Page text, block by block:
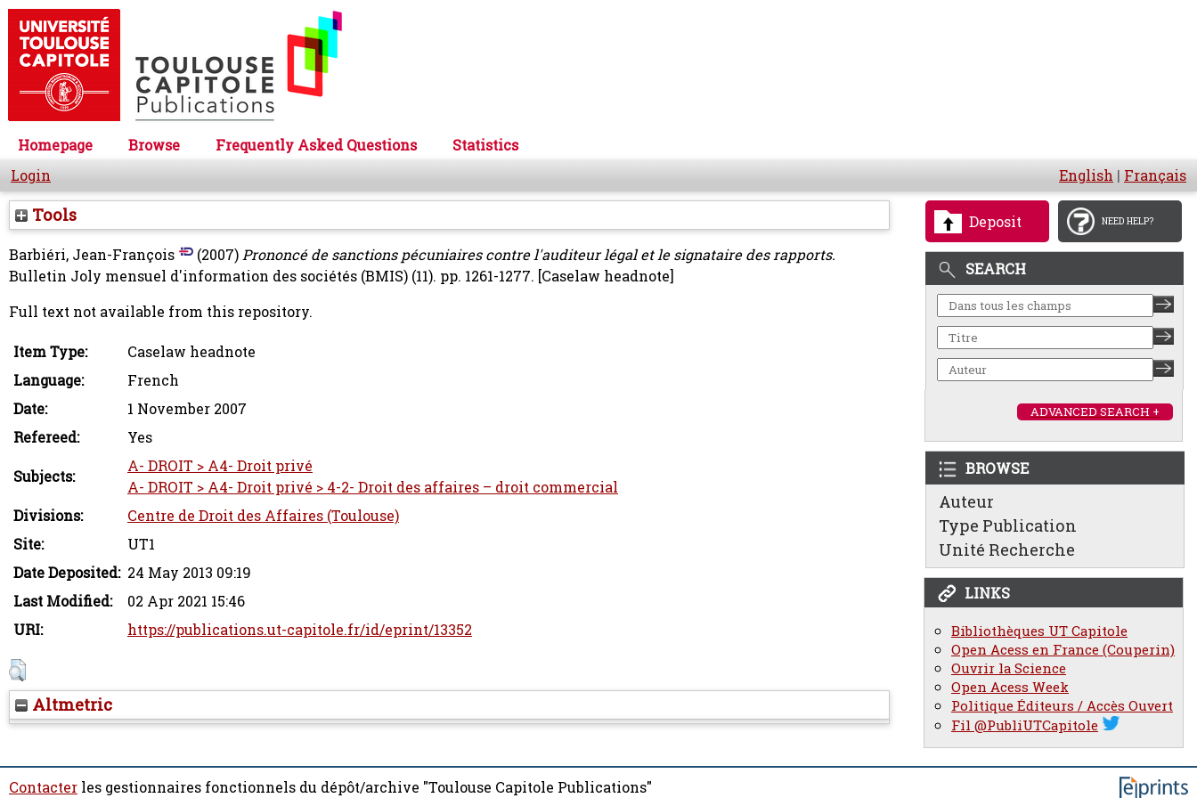
Homepage Browse Frequently Asked Questions
Statistics
Login
English | Français
Deposit NEED HELP?
SEARCH
ADVANCED SEARCH +
BROWSE
Auteur
Type Publication
Unité Recherche
LINKS
Bibliothèques UT Capitole
Open Acess en France (Couperin)
Ouvrir la Science
Open Acess Week
Politique Éditeurs / Accès Ouvert
Fil @PubliUTCapitole
Tools
Barbiéri, Jean-François (2007)Prononcé de sanctions pécuniaires contre l'auditeur légal et le signataire des rapports.
Bulletin Joly mensuel d'information des sociétés (BMIS) (11). pp. 1261-1277. [Caselaw headnote]
Full text not available from this repository.
Item Type:
Caselaw headnote
Language:
French
Date:
1 November 2007
Refereed:
Yes
Subjects:
A- DROIT > A4- Droit privé
A- DROIT > A4- Droit privé > 4-2- Droit des affaires – droit commercial
Divisions:
Centre de Droit des Affaires (Toulouse)
Site:
UT1
Date Deposited: 24 May 2013 09:19
Last Modified:
02 Apr 2021 15:46
URI:
https://publications.ut-capitole.fr/id/eprint/13352
Altmetric
Contacter les gestionnaires fonctionnels du dépôt/archive "Toulouse Capitole Publications"